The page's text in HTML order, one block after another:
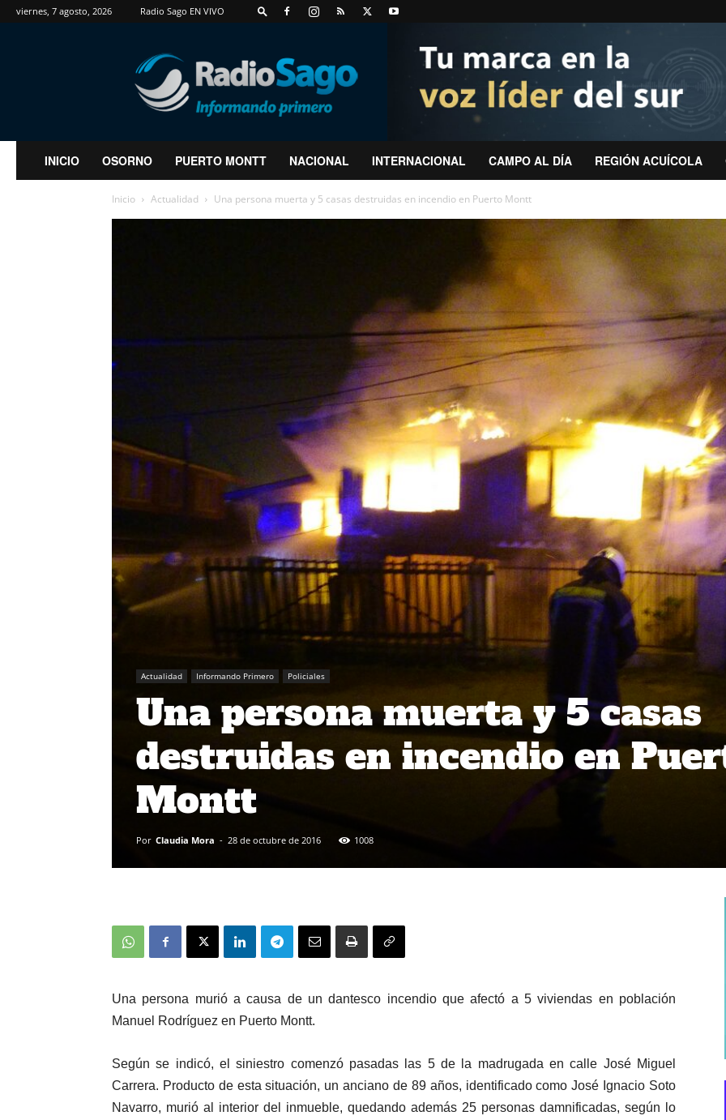
viernes, 7 agosto, 2026 Radio Sago EN VIVO
RadioSago
INICIO OSORNO PUERTO MONTT NACIONAL INTERNACIONAL CAMPO AL DÍA REGIÓN ACUÍCOLA
Inicio Actualidad Una persona muerta y 5 casas destruidas en incendio en Puerto Montt
Actualidad Informando Primero Policiales
Una persona muerta y 5 casas
destruidas en incendio en
Montt
Por Claudia Mora - 28 de octubre de 2016 1008
Una persona murió a causa de un dantesco incendio que afectó a 5 viviendas en población
Manuel Rodríguez en Puerto Montt.
Según se indicó, el siniestro comenzó pasadas las 5 de la madrugada en calle José Miguel
Carrera. Producto de esta situación, un anciano de 89 años, identificado como José Ignacio Soto
Navarro, murió al interior del inmueble, quedando además 25 personas damnificadas, según lo